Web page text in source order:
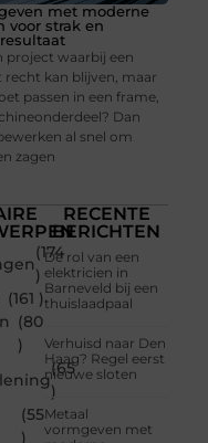
met moderne
voor strak en
project waarbij een
recht kan blijven, maar
passen in een frame,
Dan
al snel om
zagen
(174
)
(161 )
(80
)
(65
)
(55
)
RECENTE
BERICHTEN
De rol van een
elektricien in
Barneveld bij een
thuislaadpaal
Verhuisd naar Den
Haag? Regel eerst
nieuwe sloten
Metaal
vormgeven met